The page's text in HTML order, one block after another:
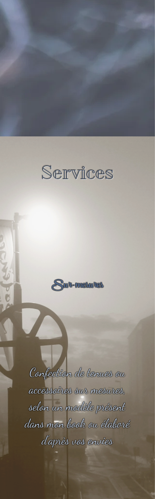
Services
Sur-mesures
Confection de tenues ou
accessoires sur mesures,
selon un modèle présent
dans mon book ou élaboré
d'après vos envies